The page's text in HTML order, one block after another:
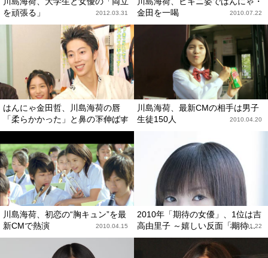
を頑張る」
2012.03.31
金田を一喝
2010.07.22
はんにゃ金田哲、川島海荷の唇
「柔らかかった」と鼻の下伸ばす
2010.07.04
川島海荷、最新CMの相手は男子
生徒150人
2010.04.20
川島海荷、初恋の“胸キュン”を最
新CMで熱演
2010.04.15
2010年「期待の女優」、1位は吉
高由里子 ～嬉しい反面「期待...
2010.01.22